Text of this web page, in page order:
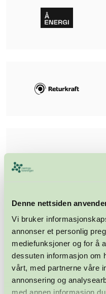
Denne nettsiden
Vi bruker
annonser et personlig
mediefunksjoner og for å
dessuten informasjon om
vårt, med partnerne våre
annonsering og
med annen informasjon